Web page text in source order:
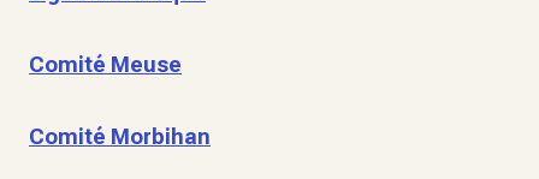
Comité Meuse
Comité Morbihan